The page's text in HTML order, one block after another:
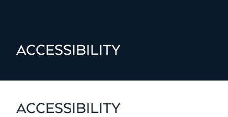
ACCESSIBILITY
ACCESSIBILITY